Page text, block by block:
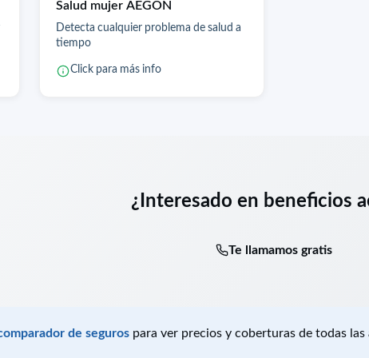
Salud mujer AEGON
Detecta cualquier problema de salud a
tiempo
Click para más info
¿Interesado en beneficios
Te llamamos gratis
de segurospara ver precios y coberturas de todas